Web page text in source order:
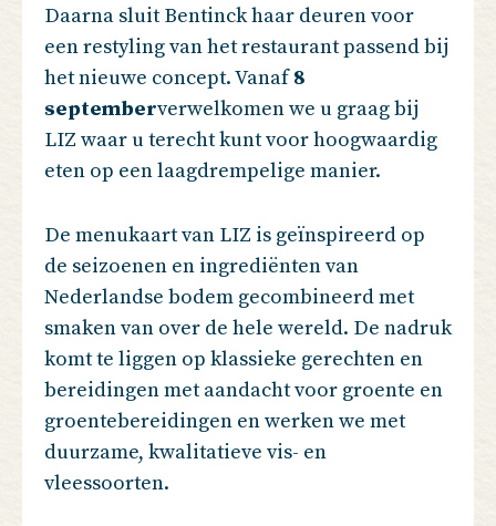
Daarna sluit Bentinck haar deuren voor
een restyling van het restaurant passend bij
het nieuwe concept. Vanaf8
septemberverwelkomen we u graag bij
LIZ waar u terecht kunt voor hoogwaardig
eten op een laagdrempelige manier.
De menukaart van LIZ is geïnspireerd op
de seizoenen en ingrediënten van
Nederlandse bodem gecombineerd met
smaken van over de hele wereld. De nadruk
komt te liggen op klassieke gerechten en
bereidingen met aandacht voor groente en
groentebereidingen en werken we met
duurzame, kwalitatieve vis- en
vleessoorten.